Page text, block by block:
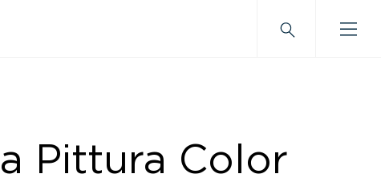
Pittura Color